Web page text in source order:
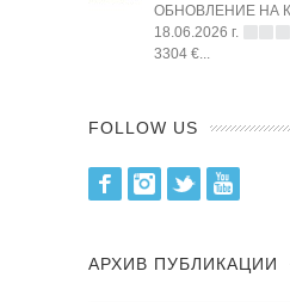
ОБНОВЛЕНИЕ НА
18.06.2026 г.
3304 €...
FOLLOW US
FacebookInstagram
Twitter
АРХИВ ПУБЛИКАЦИИ